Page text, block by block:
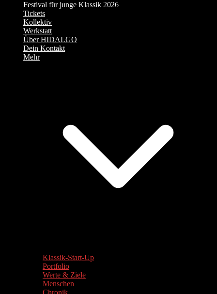
Festival für junge Klassik 2026
Tickets
Kollektiv
Werkstatt
Über HIDALGO
Dein Kontakt
Mehr
Klassik-Start-Up
Portfolio
Werte & Ziele
Menschen
Chronik